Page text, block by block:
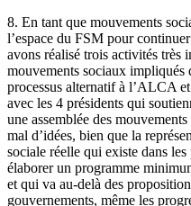
8. En tant que mouvements
l’espace du FSM pour
avons réalisé trois activités très
mouvements sociaux
processus alternatif à l’ALCA
avec les 4 présidents qui
une assemblée des
mal d’idées, bien que la
sociale réelle qui existe dans
élaborer un programme
et qui va au-delà des
gouvernements, même les